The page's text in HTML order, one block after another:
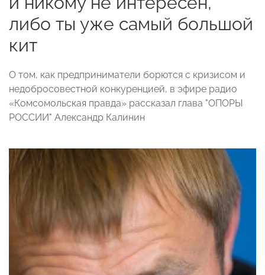
либо ты уже самый большой
кит
О том, как предприниматели борются с кризисом и
недобросовестной конкуренцией, в эфире радио
«Комсомольская правда» рассказал глава "ОПОРЫ
РОССИИ" Александр Калинин